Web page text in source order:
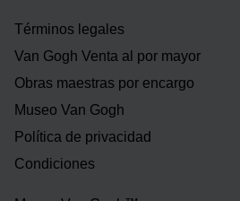
Términos legales
Van Gogh Venta al por mayor
Obras maestras por encargo
Museo Van Gogh
Política de privacidad
Condiciones